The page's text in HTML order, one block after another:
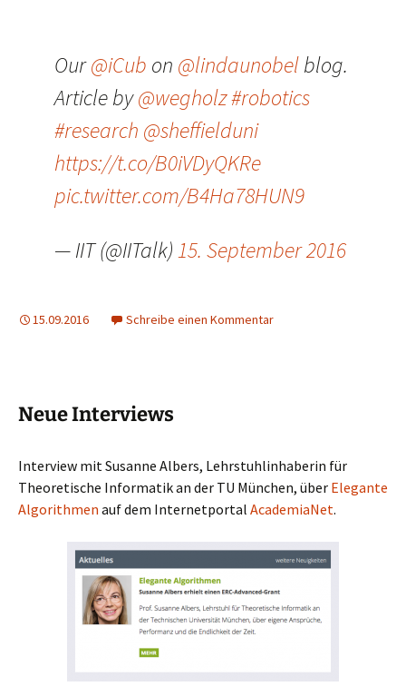
Our@iCub on @lindaunobelblog.
Article by@wegholz#robotics
#research @sheffielduni
https://t.co/B0iVDyQKRe
pic.twitter.com/B4Ha78HUN9
— IIT (@IITalk)15. September 2016
15.09.2016 Schreibe einen Kommentar
Neue Interviews
Interview mit Susanne Albers, Lehrstuhlinhaberin für
Theoretische Informatik an der TU München, über Elegante
Algorithmen auf dem Internetportal AcademiaNet.